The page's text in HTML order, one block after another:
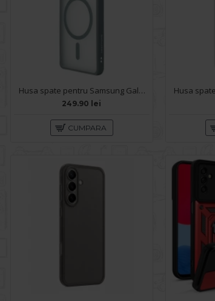
Husa spate pentru Samsung Galaxy S26 Keephone Mago Pro MagSafe - Gray
249.90 lei
CUMPARA